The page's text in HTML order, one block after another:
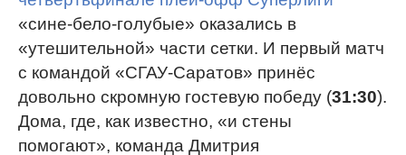
«сине-бело-голубые» оказались в
«утешительной» части сетки. И первый матч
с командой «СГАУ-Саратов» принёс
довольно скромную гостевую победу (31:30).
Дома, где, как известно, «и стены
помогают», команда Дмитрия